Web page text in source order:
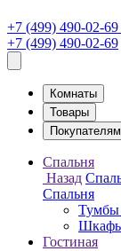
+7 (499) 490-02-69
+7 (499) 490-02-69